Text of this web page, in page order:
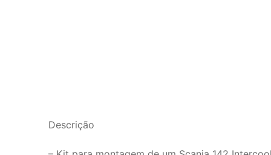
Descrição